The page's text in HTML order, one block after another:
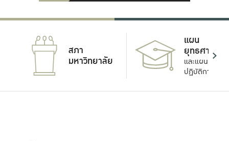
สภา
มหาวิทยาลัย
แผน
ยุทธศาสตร์
และแผน
ปฏิบัติการ